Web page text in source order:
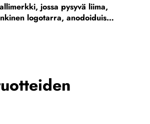
jossa pysyvä liima,
logotarra, anodoiduista